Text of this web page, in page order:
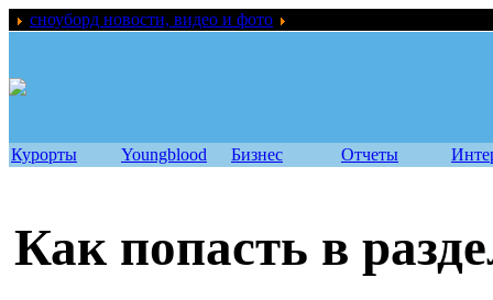
сноуборд новости, видео и фото
Курорты Youngblood Бизнес Отчеты
Как попасть в